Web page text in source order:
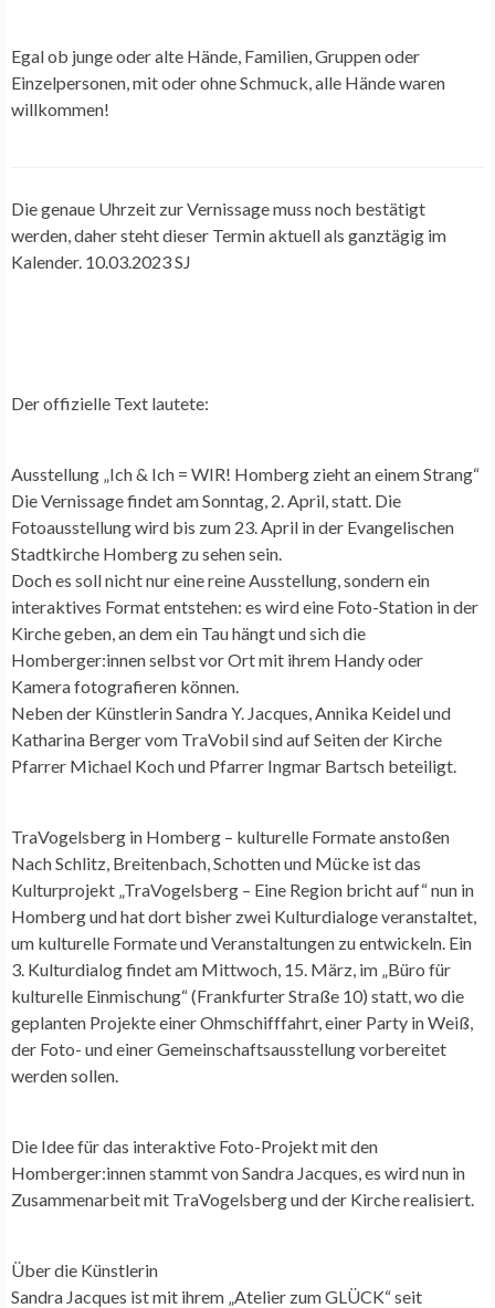
Egal ob junge oder alte Hände, Familien, Gruppen oder
Einzelpersonen, mit oder ohne Schmuck, alle Hände waren
willkommen!
Die genaue Uhrzeit zur Vernissage muss noch bestätigt
werden, daher steht dieser Termin aktuell als ganztägig im
Kalender. 10.03.2023 SJ
Der offizielle Text lautete:
Ausstellung „Ich & Ich = WIR! Homberg zieht an einem Strang“
Die Vernissage findet am Sonntag, 2. April, statt. Die
Fotoausstellung wird bis zum 23. April in der Evangelischen
Stadtkirche Homberg zu sehen sein.
Doch es soll nicht nur eine reine Ausstellung, sondern ein
interaktives Format entstehen: es wird eine Foto-Station in der
Kirche geben, an dem ein Tau hängt und sich die
Homberger:innen selbst vor Ort mit ihrem Handy oder
Kamera fotografieren können.
Neben der Künstlerin Sandra Y. Jacques, Annika Keidel und
Katharina Berger vom TraVobil sind auf Seiten der Kirche
Pfarrer Michael Koch und Pfarrer Ingmar Bartsch beteiligt.
TraVogelsberg in Homberg – kulturelle Formate anstoßen
Nach Schlitz, Breitenbach, Schotten und Mücke ist das
Kulturprojekt „TraVogelsberg – Eine Region bricht auf“ nun in
Homberg und hat dort bisher zwei Kulturdialoge veranstaltet,
um kulturelle Formate und Veranstaltungen zu entwickeln. Ein
3. Kulturdialog findet am Mittwoch, 15. März, im „Büro für
kulturelle Einmischung“ (Frankfurter Straße 10) statt, wo die
geplanten Projekte einer Ohmschifffahrt, einer Party in Weiß,
der Foto- und einer Gemeinschaftsausstellung vorbereitet
werden sollen.
Die Idee für das interaktive Foto-Projekt mit den
Homberger:innen stammt von Sandra Jacques, es wird nun in
Zusammenarbeit mit TraVogelsberg und der Kirche realisiert.
Über die Künstlerin
Sandra Jacques ist mit ihrem „Atelier zum GLÜCK“ seit